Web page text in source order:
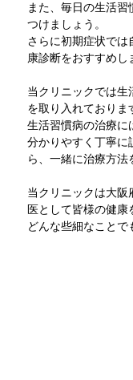
また、毎日の生活
つけましょう。
さらに初期症状では
康診断をおすすめし
当クリニックでは生
を取り入れておりま
生活習慣病の治療に
分かりやすく丁寧に
ら、一緒に治療方法
当クリニックは大阪
医として皆様の健康
どんな些細なことで